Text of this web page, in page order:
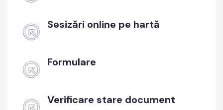
Sesizări online pe hartă
Formulare
Verificare stare document